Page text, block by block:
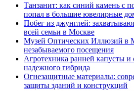
Танзанит: как синий камень с
попал в большие ювелирные
Побег из джунглей:
всей семьи в Москве
Музей Оптических Иллюзий в
незабываемого посещения
Агротехника ранней капусты и
надежного гибрида
Огнезащитные материалы:
защиты зданий и конструкций